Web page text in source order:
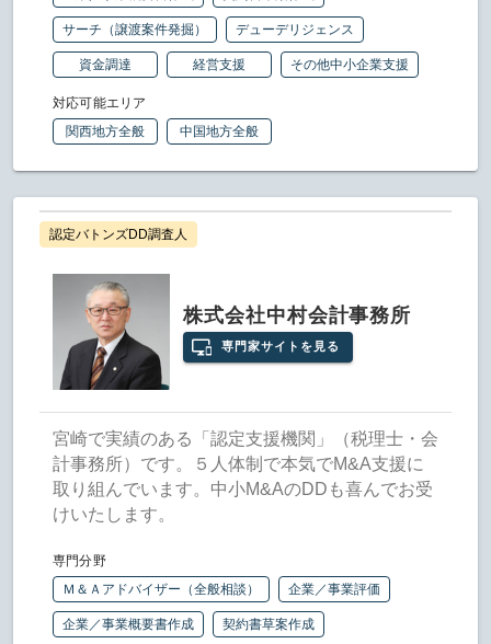
サーチ（譲渡案件発掘） デューデリジェンス
資金調達 経営支援 その他中小企業支援
対応可能エリア
関西地方全般
中国地方全般
認定バトンズDD調査人
株式会社中村会計事務所
専門家サイトを見る
宮崎で実績のある「認定支援機関」（税理士・会
計事務所）です。５人体制で本気でM&A支援に
取り組んでいます。中小M&AのDDも喜んでお受
けいたします。
専門分野
Ｍ＆Ａアドバイザー（全般相談）
企業／事業評価
企業／事業概要書作成 契約書草案作成